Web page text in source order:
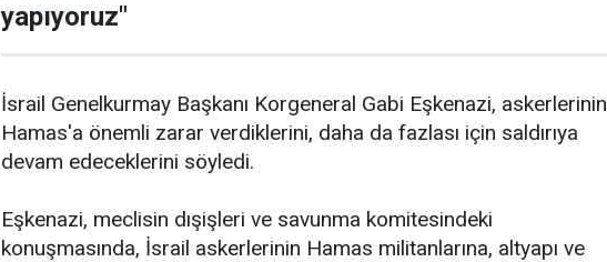
yapıyoruz"
İsrail Genelkurmay Başkanı Korgeneral Gabi Eşkenazi, askerlerinin
Hamas'a önemli zarar verdiklerini, daha da fazlası için saldırıya
devam edeceklerini söyledi.
Eşkenazi, meclisin dışişleri ve savunma komitesindeki
konuşmasında, İsrail askerlerinin Hamas militanlarına, altyapı ve